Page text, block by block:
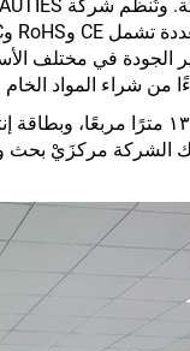
الجودة في مختلف
شراء المواد الخام
كما تمتلك الشركة